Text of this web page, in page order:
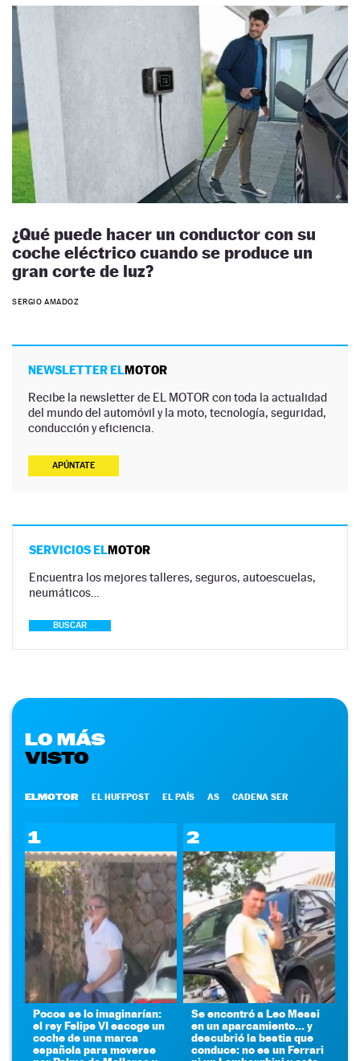
¿Qué puede hacer un conductor con su
coche eléctrico cuando se produce un
gran corte de luz?
SERGIO AMADOZ
NEWSLETTER ELMOTOR
Recibe la newsletter de EL MOTOR con toda la actualidad
del mundo del automóvil y la moto, tecnología, seguridad,
conducción y eficiencia.
APÚNTATE
SERVICIOS ELMOTOR
Encuentra los mejores talleres, seguros, autoescuelas,
neumáticos…
BUSCAR
LO MÁS
VISTO
ELMOTOR EL HUFFPOST EL PAÍS AS CADENA SER
1
Pocos se lo imaginarían:
el rey Felipe VI escoge un
coche de una marca
española para moverse
2
Se encontró a Leo Messi
en un aparcamiento... y
descubrió la bestia que
conduce: no es un Ferrari